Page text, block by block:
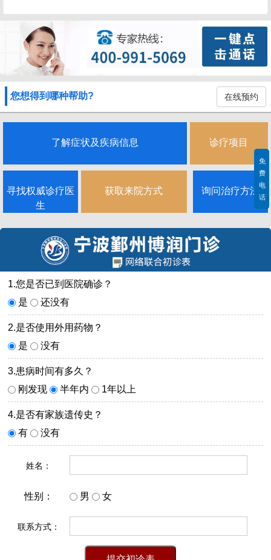
您想得到哪种帮助? 在线预约
了解症状及疾病信息 诊疗项目
寻找权威诊疗医
生
获取来院方式 询问治疗方法
1.您是否已到医院确诊？
是
还没有
2.是否使用外用药物？
是
没有
3.患病时间有多久？
刚发现
半年内 1年以上
4.是否有家族遗传史？
有
没有
姓名：
性别： 男 女
联系方式：
免
费
电
话